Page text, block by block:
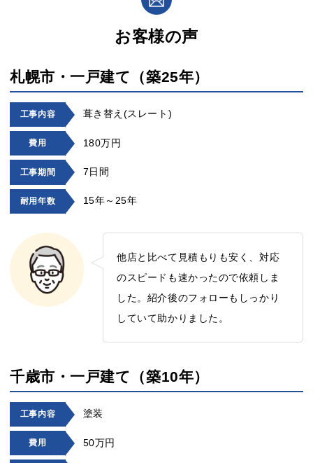
お客様の声
札幌市・一戸建て（築25年）
工事内容 葺き替え(スレート)
費用 180万円
工事期間 7日間
耐用年数 15年～25年
他店と比べて見積もりも安く、対応
のスピードも速かったので依頼しま
した。紹介後のフォローもしっかり
していて助かりました。
千歳市・一戸建て（築10年）
工事内容 塗装
費用 50万円